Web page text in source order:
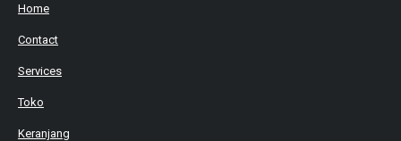
Home
Contact
Services
Toko
Keranjang